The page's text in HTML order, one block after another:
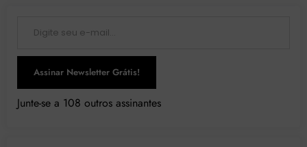
Assinar Newsletter Grátis!
Junte-se a 108 outros assinantes